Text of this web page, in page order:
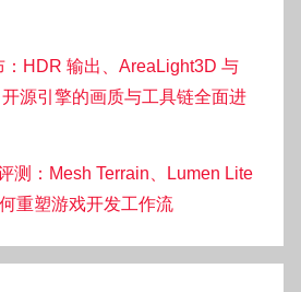
：HDR 输出、AreaLight3D 与
源引擎的画质与工具链全面进
测：Mesh Terrain、Lumen Lite
重塑游戏开发工作流